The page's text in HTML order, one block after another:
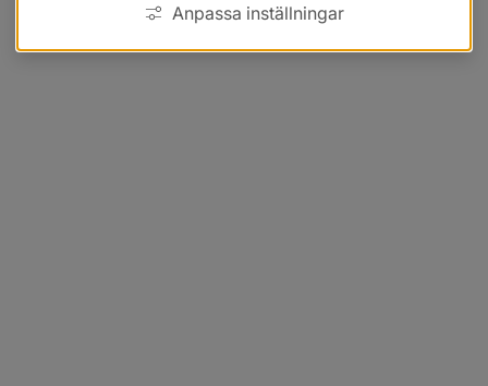
Anpassa inställningar